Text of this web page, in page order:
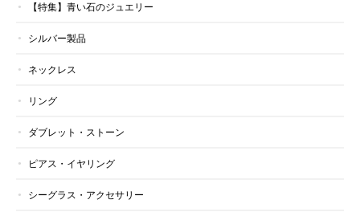
【特集】青い石のジュエリー
シルバー製品
ネックレス
リング
ダブレット・ストーン
ピアス・イヤリング
シーグラス・アクセサリー